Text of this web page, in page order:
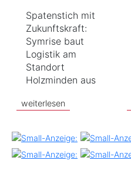
Spatenstich mit
Zukunftskraft:
Symrise baut
Logistik am
Standort
Holzminden aus
weiterlesen